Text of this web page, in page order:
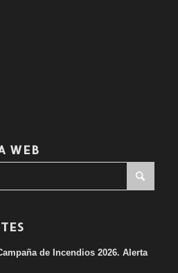
WEB
de Incendios 2026. Alerta